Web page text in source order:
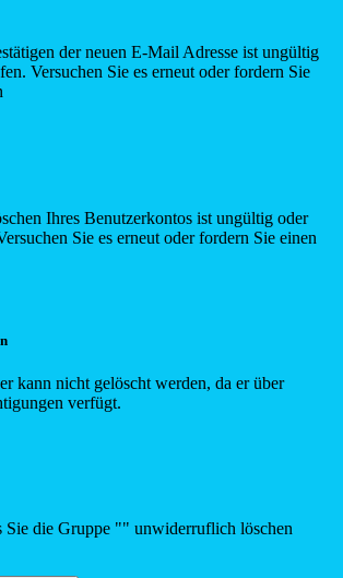
der neuen E-Mail Adresse ist ungültig
Versuchen Sie es erneut oder fordern Sie
Ihres Benutzerkontos ist ungültig oder
Sie es erneut oder fordern Sie einen
kann nicht gelöscht werden, da er über
verfügt.
Sie die Gruppe "" unwiderruflich löschen